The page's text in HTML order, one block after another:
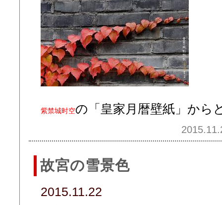
紫禁城时空の「皇家月暦壁紙」から
故宮の雪景色
2015.11.22